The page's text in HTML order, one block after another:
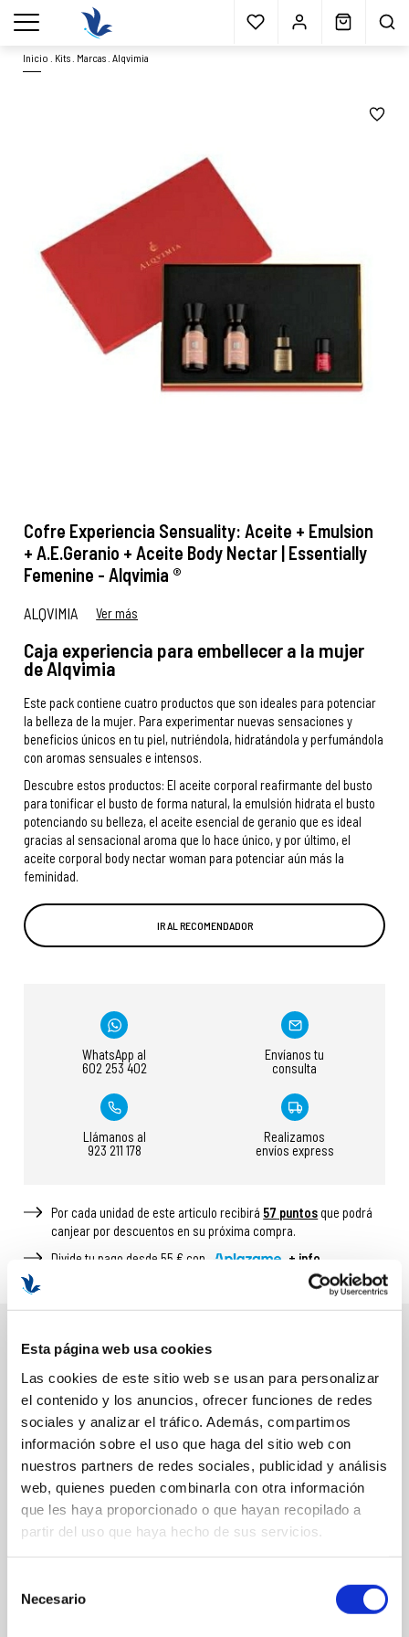
Esta página web usa cookies
Las cookies de este sitio web se usan para personalizar
el contenido y los anuncios, ofrecer funciones de redes
sociales y analizar el tráfico. Además, compartimos
información sobre el uso que haga del sitio web con
nuestros partners de redes sociales, publicidad y análisis
web, quienes pueden combinarla con otra información
que les haya proporcionado o que hayan recopilado a
partir del uso que haya hecho de sus servicios.
Necesario
Envío gratisa partir 40€* Muestras gratis Blog
menu
Inicio Kits Marcas .Alqvimia
Cofre Experiencia Sensuality: Aceite + Emulsion
+ A.E.Geranio + Aceite Body Nectar | Essentially
Femenine - Alqvimia ®
ALQVIMIA Ver más
Caja experiencia para embellecer a la mujer
de Alqvimia
Este pack contiene cuatro productos que son ideales para potenciar
la belleza de la mujer. Para experimentar nuevas sensaciones y
beneficios únicos en tu piel, nutriéndola, hidratándola y perfumándola
con aromas sensuales e intensos.
Descubre estos productos: El aceite corporal reafirmante del busto
para tonificar el busto de forma natural, la emulsión hidrata el busto
potenciando su belleza, el aceite esencial de geranio que es ideal
gracias al sensacional aroma que lo hace único, y por último, el
aceite corporal body nectar woman para potenciar aún más la
feminidad.
IR AL RECOMENDADOR
WhatsApp al
602 253 402
Envíanos tu
consulta
Llámanos al
923 211 178
Realizamos
envíos express
Por cada unidad de este articulo recibirá 57 puntos que podrá
canjear por descuentos en su próxima compra.
Divide tu pago desde 55 € con
+ info
DESCRIPCIÓN
BENEFICIOS Y PROPIEDADES
Potencia la esencia femenina y magnetismo.
Cuida el busto, lo hidrata y tonifica de forma natural.
Aromas intensos y sensuales.
Cosmética natural.
Nutre, hidrata y perfuma la piel.
Emulsión corporal reafirmante del Busto 30ml.